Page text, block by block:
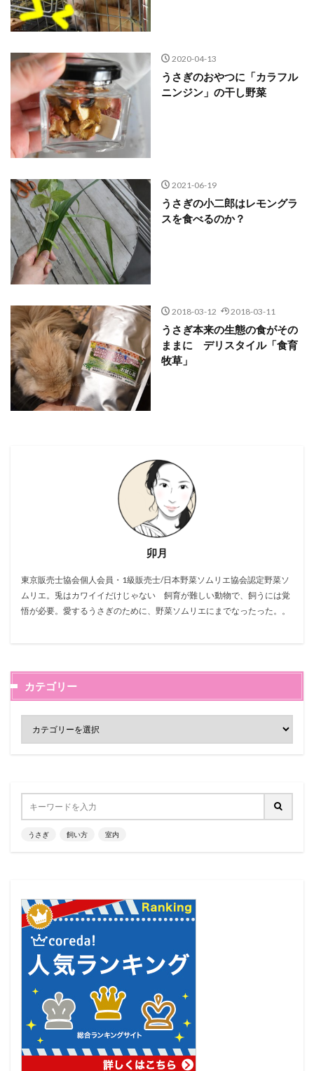
2020-04-13
うさぎのおやつに「カラフル
ニンジン」の干し野菜
2021-06-19
うさぎの小二郎はレモングラ
スを食べるのか？
2018-03-12 2018-03-11
うさぎ本来の生態の食がその
ままに デリスタイル「食育
牧草」
卯月
東京販売士協会個人会員・1級販売士/日本野菜ソムリエ協会認定野菜ソ
ムリエ。兎はカワイイだけじゃない 飼育が難しい動物で、飼うには覚
悟が必要。愛するうさぎのために、野菜ソムリエにまでなったった。。
カテゴリー
うさぎ 飼い方 室内